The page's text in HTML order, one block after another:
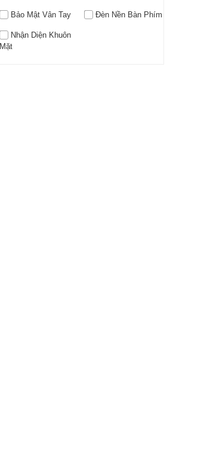
Bảo Mật Vân Tay Đèn Nền Bàn Phím
Nhận Diện Khuôn
Mặt